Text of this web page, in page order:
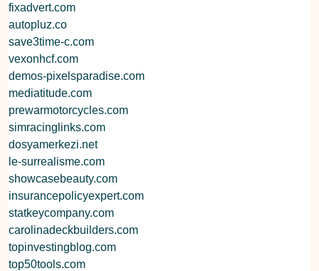
fixadvert.com
autopluz.co
save3time-c.com
vexonhcf.com
demos-pixelsparadise.com
mediatitude.com
prewarmotorcycles.com
simracinglinks.com
dosyamerkezi.net
le-surrealisme.com
showcasebeauty.com
insurancepolicyexpert.com
statkeycompany.com
carolinadeckbuilders.com
topinvestingblog.com
top50tools.com